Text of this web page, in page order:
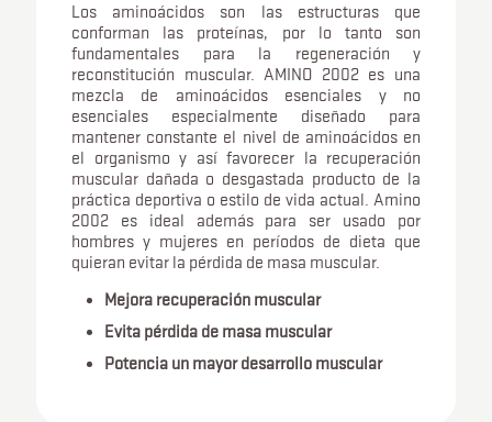
Los aminoácidos son las estructuras que
conforman las proteínas, por lo tanto son
fundamentales para la regeneración y
reconstitución muscular. AMINO 2002 es una
mezcla de aminoácidos esenciales y no
esenciales especialmente diseñado para
mantener constante el nivel de aminoácidos en
el organismo y así favorecer la recuperación
muscular dañada o desgastada producto de la
práctica deportiva o estilo de vida actual. Amino
2002 es ideal además para ser usado por
hombres y mujeres en períodos de dieta que
quieran evitar la pérdida de masa muscular.
Mejora recuperación muscular
Evita pérdida de masa muscular
Potencia un mayor desarrollo muscular